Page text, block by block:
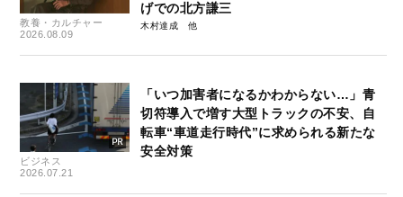
教養・カルチャー
2026.08.09
げでの北方謙三
木村達成
ビジネス
2026.07.21
「いつ加害者になるかわからない…」青
切符導入で増す大型トラックの不安、自
転車“車道走行時代”に求められる新たな
安全対策